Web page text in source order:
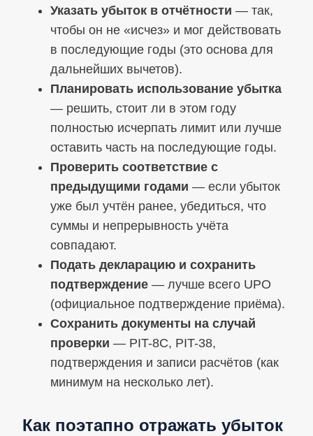
Указать убыток в отчётности — так,
чтобы он не «исчез» и мог действовать
в последующие годы (это основа для
дальнейших вычетов).
Планировать использование убытка
— решить, стоит ли в этом году
полностью исчерпать лимит или лучше
оставить часть на последующие годы.
Проверить соответствие с
предыдущими годами — если убыток
уже был учтён ранее, убедиться, что
суммы и непрерывность учёта
совпадают.
Подать декларацию и сохранить
подтверждение — лучше всего UPO
(официальное подтверждение приёма).
Сохранить документы на случай
проверки — PIT-8C, PIT-38,
подтверждения и записи расчётов (как
минимум на несколько лет).
Как поэтапно отражать убыток